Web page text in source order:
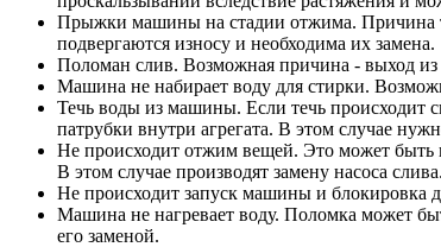
Прыжки машины на стадии отжима. Причина
подвергаются износу и необходима их замена.
Поломан слив. Возможная причина - выход из
Машина не набирает воду для стирки.
Течь воды из машины. Если течь происходит
патрубки внутри агрегата. В этом случае
Не происходит отжим вещей. Это может быть
В этом случае производят замену насоса слива.
Не происходит запуск машины и блокировка
Машина не нагревает воду. Поломка может
его заменой.